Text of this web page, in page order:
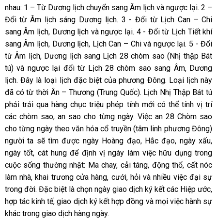
nhau: 1 – Từ Dương lịch chuyển sang Âm lịch và ngược lại. 2 –
Đổi từ Âm lịch sáng Dương lịch. 3 - Đổi từ Lịch Can – Chi
sang Âm lịch, Dương lịch và ngược lại. 4 - Đổi từ Lịch Tiết khí
sang Âm lịch, Dương lịch, Lịch Can – Chi và ngược lại. 5 - Đổi
từ Âm lịch, Dương lịch sang Lịch 28 chòm sao (Nhị thập Bát
tú) và ngược lại đổi từ Lịch 28 chòm sao sang Âm, Dương
lịch. Đây là loại lịch đặc biệt của phương Đông. Loại lịch này
đã có từ thời Ân – Thương (Trung Quốc). Lịch Nhị Thập Bát tú
phải trải qua hàng chục triệu phép tính mới có thể tính vị trí
các chòm sao, an sao cho từng ngày. Việc an 28 Chòm sao
cho từng ngày theo văn hóa cổ truyền (tâm linh phương Đông)
người ta sẽ tìm được ngày Hoàng đạo, Hắc đạo, ngày xấu,
ngày tốt, cát hung để định vị ngày làm việc hữu dụng trong
cuộc sống thường nhật: Ma chay, cải táng, động thổ, cất nóc
làm nhà, khai trương cửa hàng, cưới, hỏi và nhiều việc đại sự
trong đời. Đặc biệt là chọn ngày giao dịch ký kết các Hiệp ước,
hợp tác kinh tế, giao dịch ký kết hợp đồng và mọi việc hành sự
khác trong giao dịch hàng ngày.